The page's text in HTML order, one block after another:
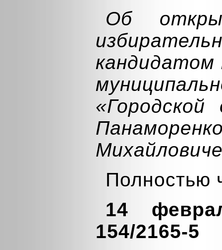
Об
кандидатом
«Городской
Полностью
14
154/2165-5